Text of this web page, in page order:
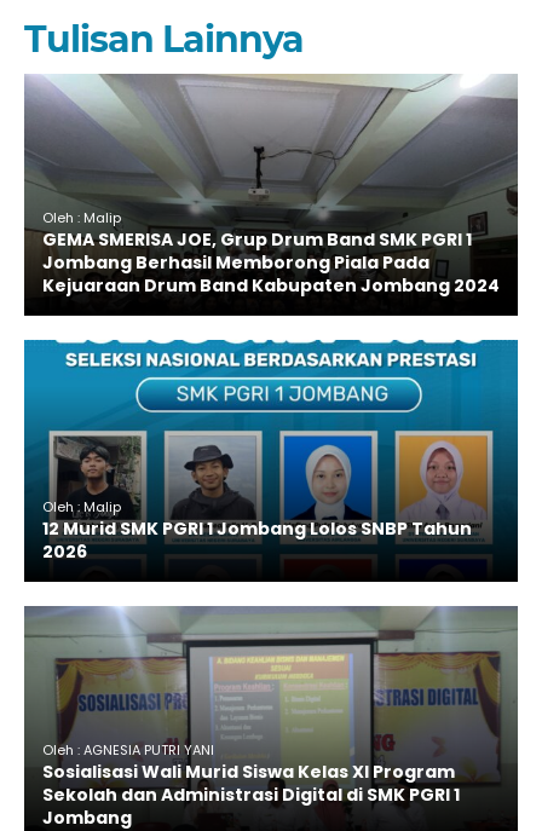
Tulisan Lainnya
Oleh : Malip
GEMA SMERISA JOE, Grup Drum Band SMK PGRI 1
Jombang Berhasil Memborong Piala Pada
Kejuaraan Drum Band Kabupaten Jombang 2024
Oleh : Malip
12 Murid SMK PGRI 1 Jombang Lolos SNBP Tahun
2026
Oleh : AGNESIA PUTRI YANI
Sosialisasi Wali Murid Siswa Kelas XI Program
Sekolah dan Administrasi Digital di SMK PGRI 1
Jombang